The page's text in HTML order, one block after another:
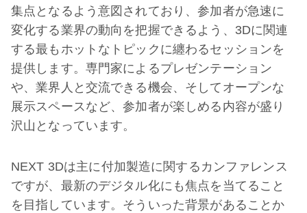
集点となるよう意図されており、参加者が急速に
変化する業界の動向を把握できるよう、3Dに関連
する最もホットなトピックに纏わるセッションを
提供します。専門家によるプレゼンテーション
や、業界人と交流できる機会、そしてオープンな
展示スペースなど、参加者が楽しめる内容が盛り
沢山となっています。
NEXT 3Dは主に付加製造に関するカンファレンス
ですが、最新のデジタル化にも焦点を当てること
を目指しています。そういった背景があることか